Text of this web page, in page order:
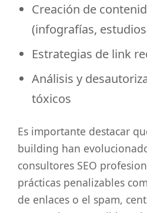
Creación de
(infografías,
Estrategias de link
Análisis y
tóxicos
Es importante destacar
building han
consultores SEO
prácticas penalizables
de enlaces o el spam,